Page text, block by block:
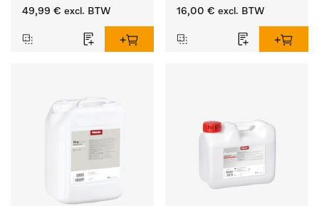
laboratoriumglaswerk en -
49,99 € excl. BTW
ideaal voor glazen.
16,00 € excl. BTW